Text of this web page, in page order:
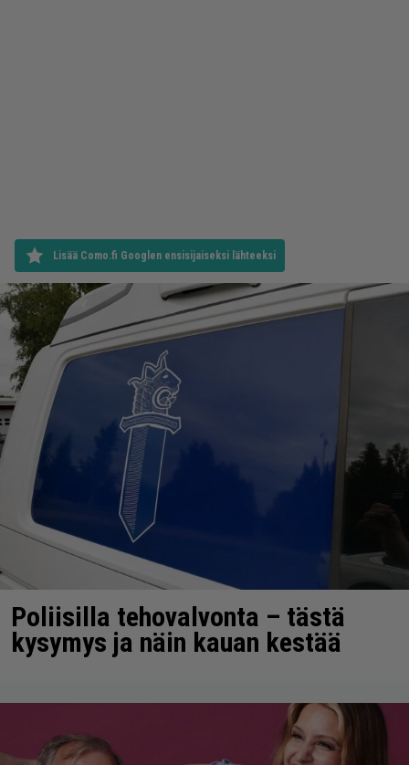
Lisää Como.fi Googlen ensisijaiseksi lähteeksi
Poliisilla tehovalvonta – tästä
kysymys ja näin kauan kestää